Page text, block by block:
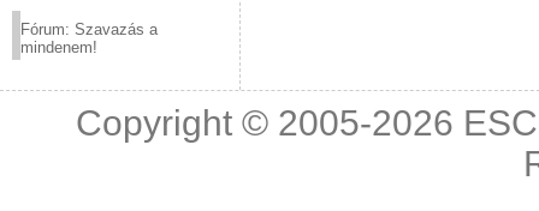
Fórum: Szavazás a
mindenem!
Copyright © 2005-2026